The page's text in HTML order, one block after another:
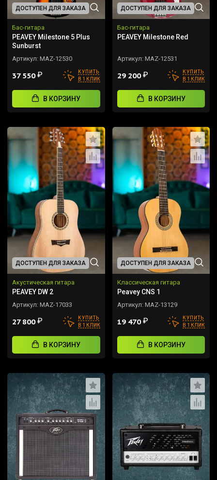
ДОСТУПЕН ДЛЯ ЗАКАЗА
Бас-гитара
PEAVEY Milestone 5 Plus
Sunburst
Артикул: MAZ-12530
37 550₽
КУПИТЬ
В 1 КЛИК
В КОРЗИНУ
ДОСТУПЕН ДЛЯ ЗАКАЗА
Бас-гитара
PEAVEY Milestone Red
Артикул: MAZ-12531
29 200₽
КУПИТЬ
В 1 КЛИК
В КОРЗИНУ
ДОСТУПЕН ДЛЯ ЗАКАЗА
Акустическая гитара
PEAVEY DW 2
Артикул: MAZ-17033
27 800₽
КУПИТЬ
В 1 КЛИК
В КОРЗИНУ
ДОСТУПЕН ДЛЯ ЗАКАЗА
Классическая гитара
Peavey CNS 1
Артикул: MAZ-13129
19 470₽
КУПИТЬ
В 1 КЛИК
В КОРЗИНУ